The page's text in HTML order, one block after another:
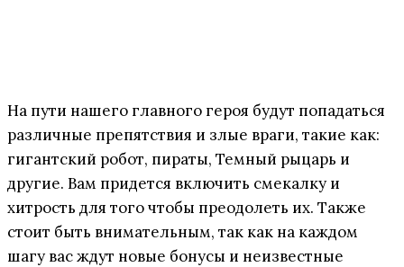
На пути нашего главного героя будут попадаться
различные препятствия и злые враги, такие как:
гигантский робот, пираты, Темный рыцарь и
другие. Вам придется включить смекалку и
хитрость для того чтобы преодолеть их. Также
стоит быть внимательным, так как на каждом
шагу вас ждут новые бонусы и неизвестные